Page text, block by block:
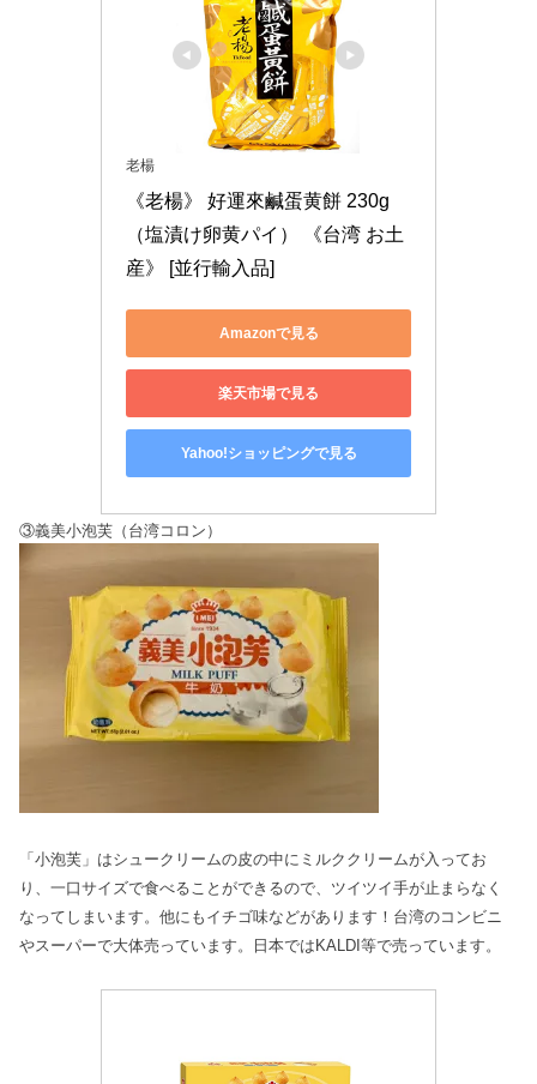
老楊
《老楊》 好運來鹹蛋黄餅 230g
（塩漬け卵黄パイ） 《台湾 お土
産》 [並行輸入品]
Amazonで見る
楽天市場で見る
Yahoo!ショッピングで見る
③義美小泡芙（台湾コロン）
「小泡芙」はシュークリームの皮の中にミルククリームが入ってお
り、一口サイズで食べることができるので、ツイツイ手が止まらなく
なってしまいます。他にもイチゴ味などがあります！台湾のコンビニ
やスーパーで大体売っています。日本ではKALDI等で売っています。